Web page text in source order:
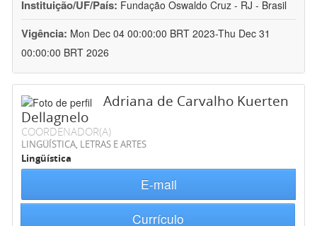
Instituição/UF/País: Fundação Oswaldo Cruz - RJ - Brasil
Vigência: Mon Dec 04 00:00:00 BRT 2023-Thu Dec 31
00:00:00 BRT 2026
Adriana de Carvalho Kuerten
Dellagnelo
COORDENADOR(A)
LINGÜÍSTICA, LETRAS E ARTES
Lingüística
E-mail
Currículo